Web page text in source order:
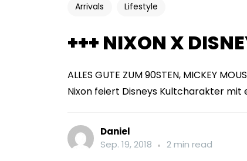
Arrivals Lifestyle
+++ NIXON X
ALLES GUTE ZUM 90STEN, MICKEY
Nixon feiert Disneys Kultcharakter mit
Daniel
Sep. 19, 2018
2 min read